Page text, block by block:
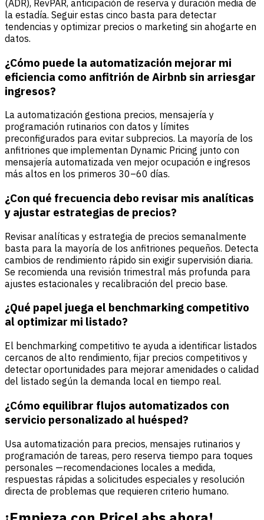
(ADR), RevPAR, anticipación de reserva y duración media de
la estadía. Seguir estas cinco basta para detectar
tendencias y optimizar precios o marketing sin ahogarte en
datos.
¿Cómo puede la automatización mejorar mi
eficiencia como anfitrión de Airbnb sin arriesgar
ingresos?
La automatización gestiona precios, mensajería y
programación rutinarios con datos y límites
preconfigurados para evitar subprecios. La mayoría de los
anfitriones que implementan Dynamic Pricing junto con
mensajería automatizada ven mejor ocupación e ingresos
más altos en los primeros 30–60 días.
¿Con qué frecuencia debo revisar mis analíticas
y ajustar estrategias de precios?
Revisar analíticas y estrategia de precios semanalmente
basta para la mayoría de los anfitriones pequeños. Detecta
cambios de rendimiento rápido sin exigir supervisión diaria.
Se recomienda una revisión trimestral más profunda para
ajustes estacionales y recalibración del precio base.
¿Qué papel juega el benchmarking competitivo
al optimizar mi listado?
El benchmarking competitivo te ayuda a identificar listados
cercanos de alto rendimiento, fijar precios competitivos y
detectar oportunidades para mejorar amenidades o calidad
del listado según la demanda local en tiempo real.
¿Cómo equilibrar flujos automatizados con
servicio personalizado al huésped?
Usa automatización para precios, mensajes rutinarios y
programación de tareas, pero reserva tiempo para toques
personales —recomendaciones locales a medida,
respuestas rápidas a solicitudes especiales y resolución
directa de problemas que requieren criterio humano.